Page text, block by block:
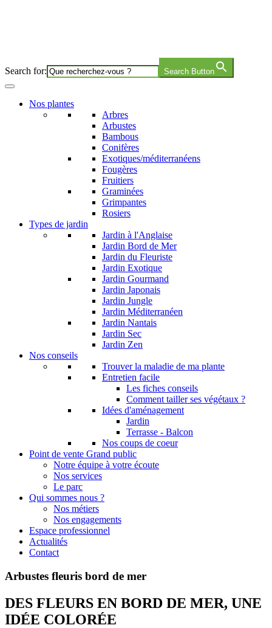
Search for: Search Button
Nos plantes
Arbres
Arbustes
Bambous
Conifères
Exotiques/méditerranéens
Fougères
Fruitiers
Graminées
Grimpantes
Rosiers
Types de jardin
Jardin à l'Anglaise
Jardin Bord de Mer
Jardin du Fleuriste
Jardin Exotique
Jardin Gourmand
Jardin Japonais
Jardin Jungle
Jardin Méditerranéen
Jardin Nantais
Jardin Sec
Jardin Zen
Nos conseils
Trouver la maladie de ma plante
Entretien facile
Les fiches conseils
Comment tailler ses végétaux ?
Idées d'aménagement
Jardin
Terrasse - Balcon
Nos coups de coeur
Point de vente Grand public
Notre équipe à votre écoute
Nos services
Le parc
Qui sommes nous ?
Nos métiers
Nos engagements
Espace professionnel
Actualités
Contact
Arbustes fleuris bord de mer
DES FLEURS EN BORD DE MER, UNE
IDÉE COLORÉE